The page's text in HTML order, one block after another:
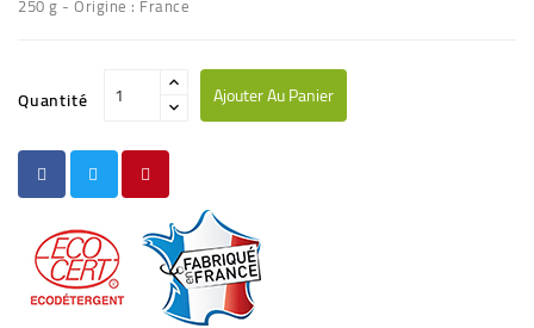
Quantité Ajouter Au Panier